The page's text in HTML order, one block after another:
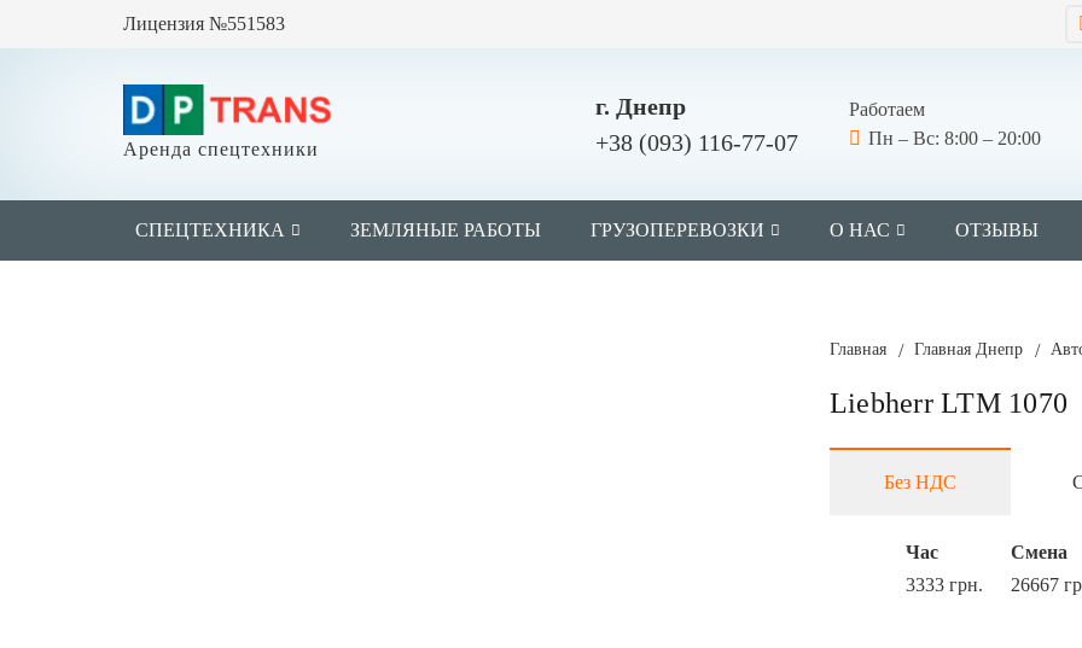
Лицензия №551583
Аренда спецтехники
г. Днепр
+38 (093) 116-77-07
Работаем
Пн – Вс: 8:00 – 20:00
СПЕЦТЕХНИКА ЗЕМЛЯНЫЕ РАБОТЫ ГРУЗОПЕРЕВОЗКИ О НАС ОТЗЫВЫ
Главная / Главная Днепр /
Liebherr LTM 1070
Без НДС
Час
3333 грн.
Смена
26667